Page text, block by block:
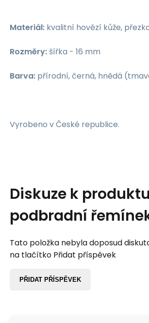
Materiál: kvalitní hovězí kůže,
Rozměry: šířka - 16 mm
Barva: přírodní, černá, hnědá
Vyrobeno v České republice.
Diskuze k produktu
podbradní
Tato položka nebyla doposud
na tlačítko Přidat příspěvek
PŘIDAT PŘÍSPĚVEK